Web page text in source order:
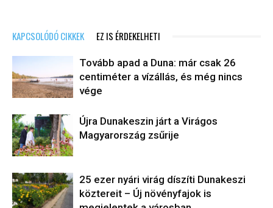
KAPCSOLÓDÓ CIKKEK EZ IS ÉRDEKELHETI
Tovább apad a Duna: már csak 26
centiméter a vízállás, és még nincs
vége
Újra Dunakeszin járt a Virágos
Magyarország zsűrije
25 ezer nyári virág díszíti Dunakeszi
köztereit – Új növényfajok is